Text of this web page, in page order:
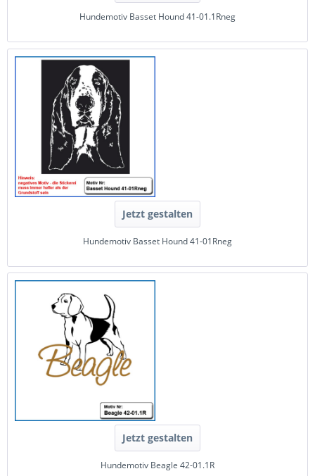
Hundemotiv Basset Hound 41-01.1Rneg
Jetzt gestalten
Hundemotiv Basset Hound 41-01Rneg
Jetzt gestalten
Hundemotiv Beagle 42-01.1R